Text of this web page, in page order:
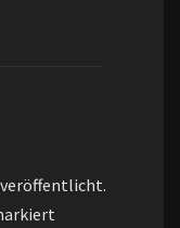
veröffentlicht.